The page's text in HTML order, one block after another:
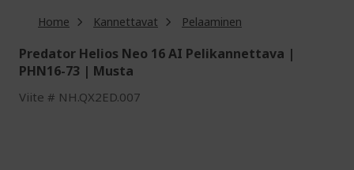
Home Kannettavat Pelaaminen
Predator Helios Neo 16 AI Pelikannettava |
PHN16-73 | Musta
Viite NH.QX2ED.007